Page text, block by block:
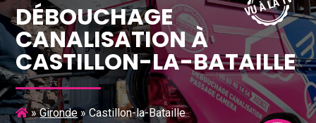
DÉBOUCHAGE
CANALISATION À
CASTILLON-LA-BATAILLE
»Gironde»Castillon-la-Bataille